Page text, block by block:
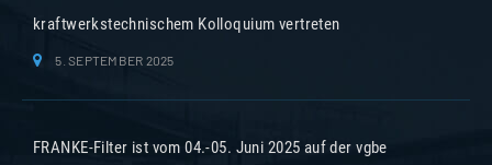
kraftwerkstechnischem Kolloquium vertreten
5. SEPTEMBER 2025
FRANKE-Filter ist vom 04.-05. Juni 2025 auf der vgbe